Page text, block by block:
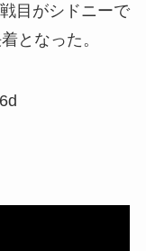
目がシドニーで
となった。